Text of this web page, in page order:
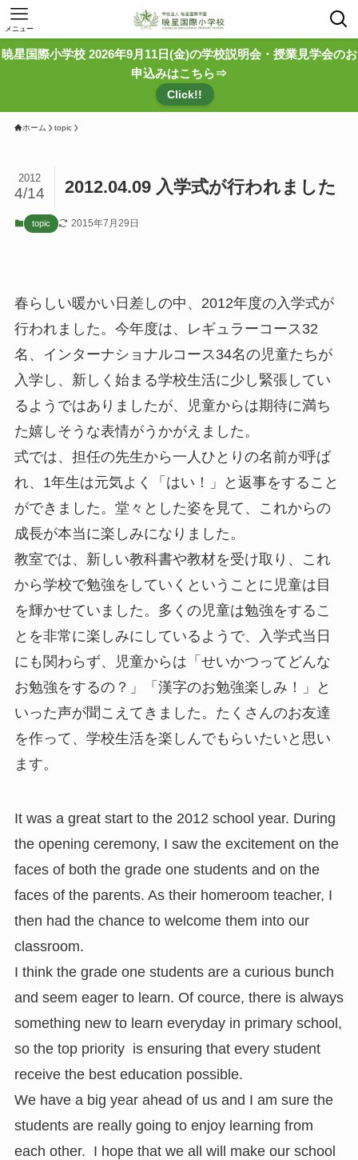
メニュー
暁星国際小学校 2026年9月11日(金)の学校説明会・授業見学会のお
申込みはこちら⇒
Click!!
ホーム topic
2012.04.09 入学式が行われました
2012
4/14
topic 2015年7月29日
春らしい暖かい日差しの中、2012年度の入学式が
行われました。今年度は、レギュラーコース32
名、インターナショナルコース34名の児童たちが
入学し、新しく始まる学校生活に少し緊張してい
るようではありましたが、児童からは期待に満ち
た嬉しそうな表情がうかがえました。
式では、担任の先生から一人ひとりの名前が呼ば
れ、1年生は元気よく「はい！」と返事をすること
ができました。堂々とした姿を見て、これからの
成長が本当に楽しみになりました。
教室では、新しい教科書や教材を受け取り、これ
から学校で勉強をしていくということに児童は目
を輝かせていました。多くの児童は勉強をするこ
とを非常に楽しみにしているようで、入学式当日
にも関わらず、児童からは「せいかつってどんな
お勉強をするの？」「漢字のお勉強楽しみ！」と
いった声が聞こえてきました。たくさんのお友達
を作って、学校生活を楽しんでもらいたいと思い
ます。
It was a great start to the 2012 school year. During
the opening ceremony, I saw the excitement on the
faces of both the grade one students and on the
faces of the parents. As their homeroom teacher, I
then had the chance to welcome them into our
classroom.
I think the grade one students are a curious bunch
and seem eager to learn. Of cource, there is always
something new to learn everyday in primary school,
so the top priority is ensuring that every student
receive the best education possible.
We have a big year ahead of us and I am sure the
students are really going to enjoy learning from
each other. I hope that we all will make our school